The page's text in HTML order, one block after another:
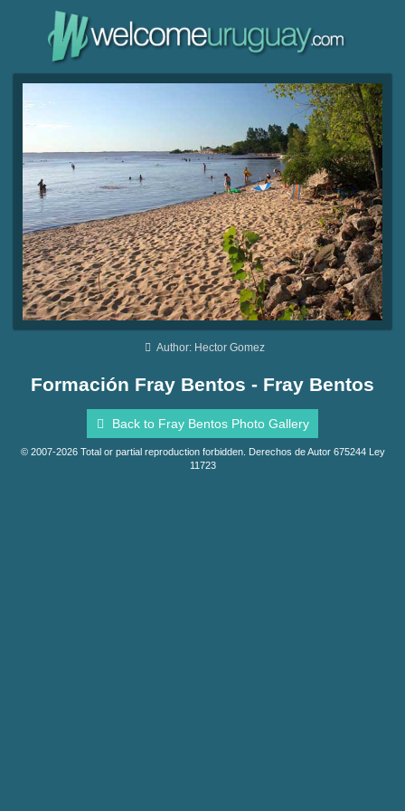
Author: Hector Gomez
Formación Fray Bentos - Fray Bentos
Back to Fray Bentos Photo Gallery
© 2007-2026 Total or partial reproduction forbidden. Derechos de Autor 675244 Ley
11723